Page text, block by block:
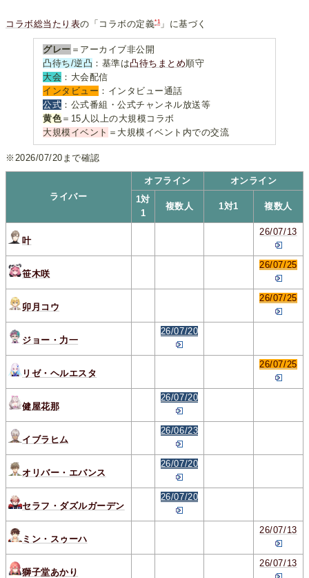
コラボ総当たり表の「コラボの定義*1」に基づく
グレー ＝アーカイブ非公開
凸待ち/逆凸 ：基準は凸待ちまとめ順守
大会 ：大会配信
インタビュー ：インタビュー通話
公式 ：公式番組・公式チャンネル放送等
黄色＝15人以上の大規模コラボ
大規模イベント ＝大規模イベント内での交流
※2026/07/20まで確認
ライバー
オフライン
オンライン
1対
1
複数人 1対1 複数人
叶
26/07/13
笹木咲
26/07/25
卯月コウ
26/07/25
ジョー・力一
26/07/20
リゼ・ヘルエスタ
26/07/25
健屋花那
26/07/20
イブラヒム
26/06/23
オリバー・エバンス
26/07/20
セラフ・ダズルガーデン
26/07/20
ミン・スゥーハ
26/07/13
獅子堂あかり
26/07/13